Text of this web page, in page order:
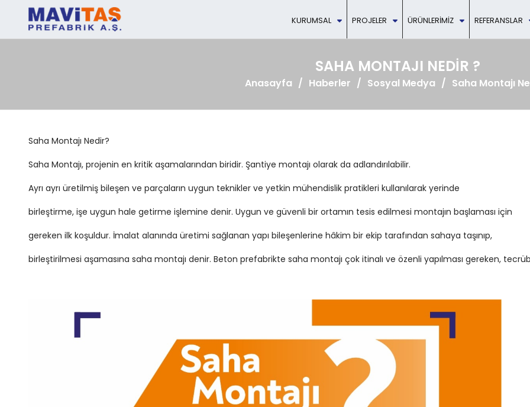
KURUMSAL PROJELER ÜRÜNLERIMIZ REFERANSLAR
SAHA MONTAJI NEDIR ?
Anasayfa Haberler Sosyal Medya Saha Montajı
Saha Montajı Nedir?
Saha Montajı, projenin en kritik aşamalarından biridir. Şantiye montajı olarak da adlandırılabilir.
Ayrı ayrı üretilmiş bileşen ve parçaların uygun teknikler ve yetkin mühendislik pratikleri kullanılarak yerinde
birleştirme, işe uygun hale getirme işlemine denir. Uygun ve güvenli bir ortamın tesis edilmesi montajın başlaması için
gereken ilk koşuldur. İmalat alanında üretimi sağlanan yapı bileşenlerine hâkim bir ekip tarafından sahaya taşınıp,
birleştirilmesi aşamasına saha montajı denir. Beton prefabrikte saha montajı çok itinalı ve özenli yapılması gereken,